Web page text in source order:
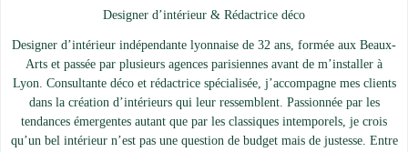
Designer d’intérieur & Rédactrice déco
Designer d’intérieur indépendante lyonnaise de 32 ans, formée aux Beaux-
Arts et passée par plusieurs agences parisiennes avant de m’installer à
Lyon. Consultante déco et rédactrice spécialisée, j’accompagne mes clients
dans la création d’intérieurs qui leur ressemblent. Passionnée par les
tendances émergentes autant que par les classiques intemporels, je crois
qu’un bel intérieur n’est pas une question de budget mais de justesse. Entre